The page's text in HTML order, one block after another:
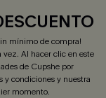
mínimo de compra!
Al hacer clic en este
de Cupshe por
y condicionesy nuestra
momento.